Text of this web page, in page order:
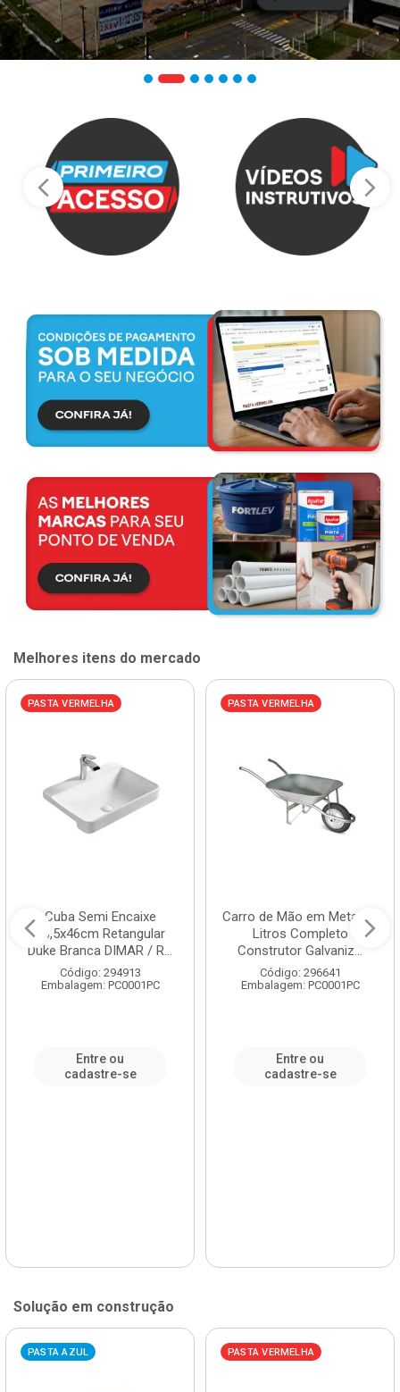
Melhores itens do mercado
PASTA VERMELHA
Cuba Semi Encaixe
58,5x46cm Retangular
Duke Branca DIMAR / R...
Código: 294913
Embalagem: PC0001PC
Entre ou
cadastre-se
PASTA VERMELHA
Carro de Mão em Metal 60
Litros Completo
Construtor Galvaniz...
Código: 296641
Embalagem: PC0001PC
Entre ou
cadastre-se
Solução em construção
PASTA AZUL PASTA VERMELHA